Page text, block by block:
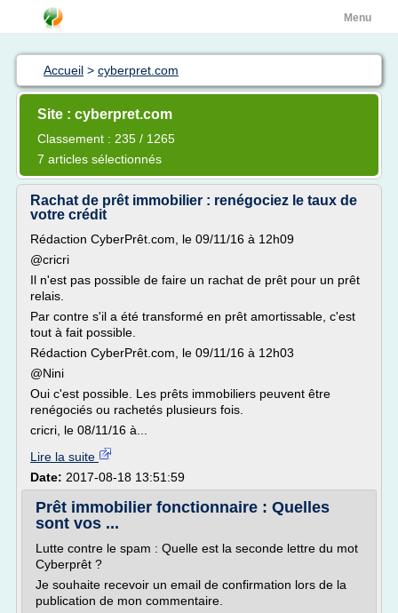
Menu
Accueil > cyberpret.com
Site : cyberpret.com
Classement : 235 / 1265
7 articles sélectionnés
Rachat de prêt immobilier : renégociez le taux de
votre crédit
Rédaction CyberPrêt.com, le 09/11/16 à 12h09
@cricri
Il n'est pas possible de faire un rachat de prêt pour un prêt
relais.
Par contre s'il a été transformé en prêt amortissable, c'est
tout à fait possible.
Rédaction CyberPrêt.com, le 09/11/16 à 12h03
@Nini
Oui c'est possible. Les prêts immobiliers peuvent être
renégociés ou rachetés plusieurs fois.
cricri, le 08/11/16 à...
Lire la suite
Date: 2017-08-18 13:51:59
Prêt immobilier fonctionnaire : Quelles
sont vos ...
Lutte contre le spam : Quelle est la seconde lettre du mot
Cyberprêt ?
Je souhaite recevoir un email de confirmation lors de la
publication de mon commentaire.